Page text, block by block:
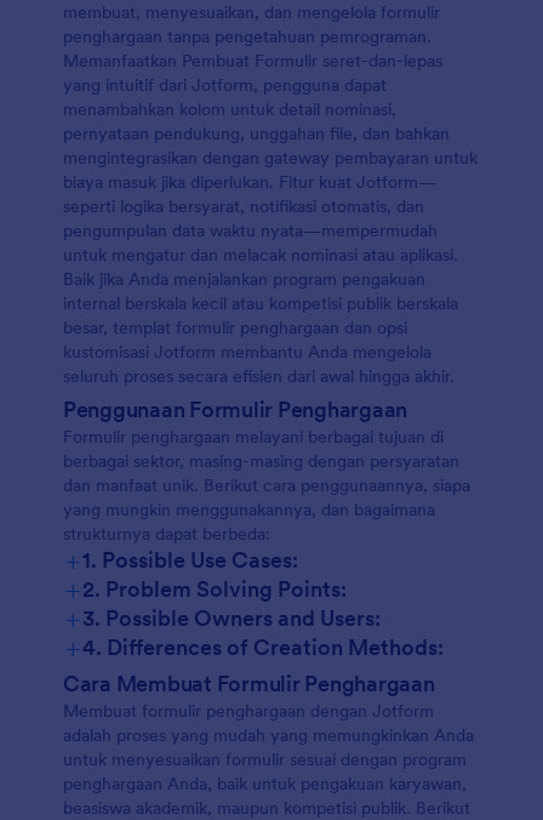
membuat, menyesuaikan, dan mengelola formulir
penghargaan tanpa pengetahuan pemrograman.
Memanfaatkan Pembuat Formulir seret-dan-lepas
yang intuitif dari Jotform, pengguna dapat
menambahkan kolom untuk detail nominasi,
pernyataan pendukung, unggahan file, dan bahkan
mengintegrasikan dengan gateway pembayaran untuk
biaya masuk jika diperlukan. Fitur kuat Jotform—
seperti logika bersyarat, notifikasi otomatis, dan
pengumpulan data waktu nyata—mempermudah
untuk mengatur dan melacak nominasi atau aplikasi.
Baik jika Anda menjalankan program pengakuan
internal berskala kecil atau kompetisi publik berskala
besar, templat formulir penghargaan dan opsi
kustomisasi Jotform membantu Anda mengelola
seluruh proses secara efisien dari awal hingga akhir.
Penggunaan Formulir Penghargaan
Formulir penghargaan melayani berbagai tujuan di
berbagai sektor, masing-masing dengan persyaratan
dan manfaat unik. Berikut cara penggunaannya, siapa
yang mungkin menggunakannya, dan bagaimana
strukturnya dapat berbeda:
+1. Possible Use Cases:
+2. Problem Solving Points:
+3. Possible Owners and Users:
+4. Differences of Creation Methods:
Cara Membuat Formulir Penghargaan
Membuat formulir penghargaan dengan Jotform
adalah proses yang mudah yang memungkinkan Anda
untuk menyesuaikan formulir sesuai dengan program
penghargaan Anda, baik untuk pengakuan karyawan,
beasiswa akademik, maupun kompetisi publik. Berikut